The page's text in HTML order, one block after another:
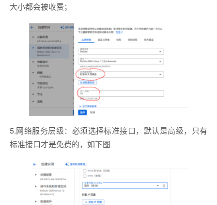
大小都会被收费；
5.网络服务层级：必须选择标准接口，默认是高级，只有
标准接口才是免费的，如下图